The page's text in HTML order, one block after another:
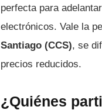
perfecta para
electrónicos. Vale la
Santiago (CCS), se
precios reducidos.
¿Quiénes